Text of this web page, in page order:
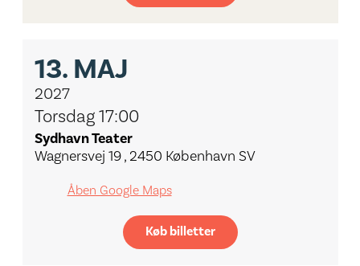
13. MAJ
2027
Torsdag 17:00
Sydhavn Teater
Wagnersvej 19 , 2450 København SV
Åben Google Maps
Køb billetter